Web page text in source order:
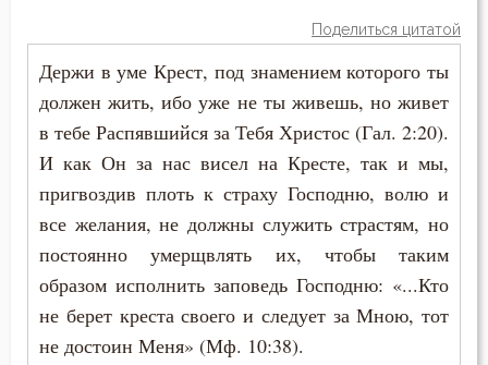
Деньги
Жизнь вечная
Зависть
Заповеди
Знание
Иоанн Кассиан Римлянин
Иосиф Оптинский (Литовкин)
Лев Оптинский (Наголкин)
Макарий Оптинский (Иванов)
Моисей Оптинский (Путилов)
Поделиться цитатой
Держи в уме Крест, под знамением которого ты
должен жить, ибо уже не ты живешь, но живет
в тебе Распявшийся за Тебя Христос (Гал. 2:20).
И как Он за нас висел на Кресте, так и мы,
пригвоздив плоть к страху Господню, волю и
все желания, не должны служить страстям, но
постоянно умерщвлять их, чтобы таким
образом исполнить заповедь Господню: «...Кто
не берет креста своего и следует за Мною, тот
не достоин Меня» (Мф. 10:38).